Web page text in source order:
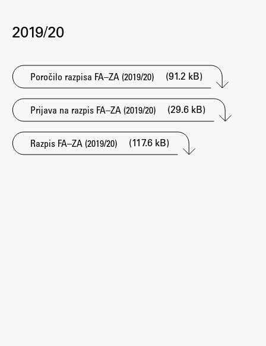
Delavnice
Natečaji
Zaključna dela
Razvojno sodelovanje in humanitarna pomoč
2019/20
Poročilo razpisa FA–ZA (2019/20) (91.2 kB)
Prijava na razpis FA–ZA (2019/20) (29.6 kB)
Razpis FA–ZA (2019/20) (117.6 kB)